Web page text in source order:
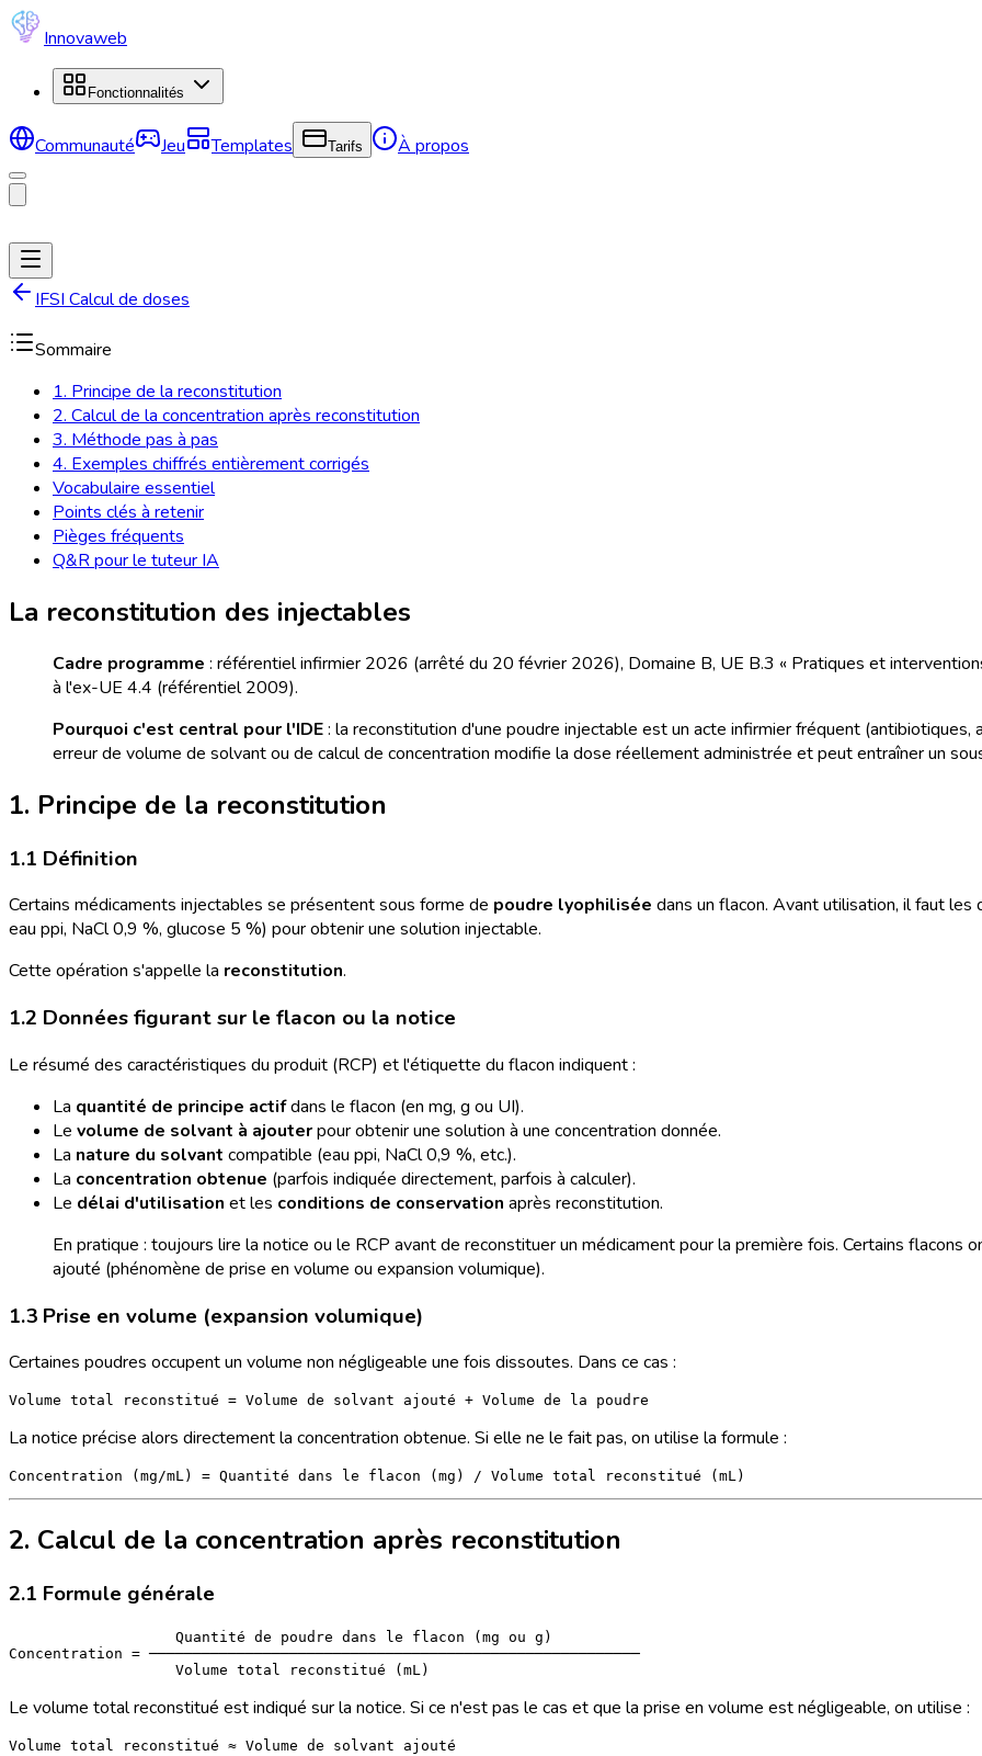
Innovaweb
Fonctionnalités
Communauté Jeu Templates Tarifs À propos
IFSI Calcul de doses
Sommaire
1. Principe de la reconstitution
2. Calcul de la concentration après reconstitution
3. Méthode pas à pas
4. Exemples chiffrés entièrement corrigés
Vocabulaire essentiel
Points clés à retenir
Pièges fréquents
Q&R pour le tuteur IA
La reconstitution des injectables
Cadre programme : référentiel infirmier 2026 (arrêté du 20 février 2026), Domaine B, UE B.3 « Pratiques et
à l'ex-UE 4.4 (référentiel 2009).
Pourquoi c'est central pour l'IDE: la reconstitution d'une poudre injectable est un acte infirmier fréquent (antibiotiques,
erreur de volume de solvant ou de calcul de concentration modifie la dose réellement administrée et peut entraîner un
1. Principe de la reconstitution
1.1 Définition
Certains médicaments injectables se présentent sous forme de poudre lyophilisée dans un flacon. Avant utilisation, il faut
eau ppi, NaCl 0,9 %, glucose 5 %) pour obtenir une solution injectable.
Cette opération s'appelle la reconstitution.
1.2 Données figurant sur le flacon ou la notice
Le résumé des caractéristiques du produit (RCP) et l'étiquette du flacon indiquent :
La quantité de principe actifdans le flacon (en mg, g ou UI).
Le volume de solvant à ajouterpour obtenir une solution à une concentration donnée.
La nature du solvant compatible (eau ppi, NaCl 0,9 %, etc.).
La concentration obtenue (parfois indiquée directement, parfois à calculer).
Le délai d'utilisation et les conditions de conservation après reconstitution.
En pratique : toujours lire la notice ou le RCP avant de reconstituer un médicament pour la première fois. Certains
ajouté (phénomène de prise en volume ou expansion volumique).
1.3 Prise en volume (expansion volumique)
Certaines poudres occupent un volume non négligeable une fois dissoutes. Dans ce cas :
La notice précise alors directement la concentration obtenue. Si elle ne le fait pas, on utilise la formule :
2. Calcul de la concentration après reconstitution
2.1 Formule générale
                   Quantité de poudre dans le flacon (mg ou g)
Concentration = ────────────────────────────────────────────────────────
Le volume total reconstitué est indiqué sur la notice. Si ce n'est pas le cas et que la prise en volume est négligeable, on utilise :